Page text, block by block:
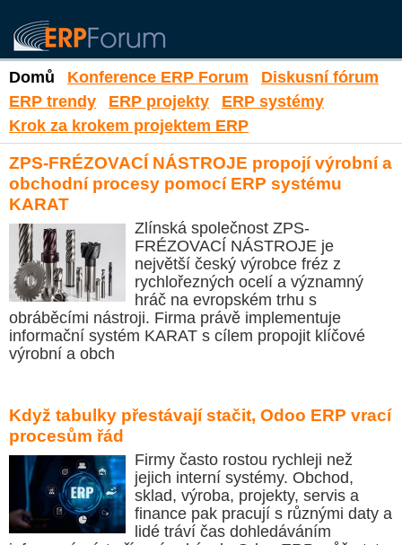
Domů Konference ERP Forum
Diskusní fórum
ERP trendy
ERP projekty
ERP systémy
Krok za krokem projektem ERP
ZPS-FRÉZOVACÍ NÁSTROJE propojí výrobní a
obchodní procesy pomocí ERP systému
KARAT
Zlínská společnost ZPS-
FRÉZOVACÍ NÁSTROJE je
největší český výrobce fréz z
rychlořezných ocelí a významný
hráč na evropském trhu s
obráběcími nástroji. Firma právě implementuje
informační systém KARAT s cílem propojit klíčové
výrobní a obch
Když tabulky přestávají stačit, Odoo ERP vrací
procesům řád
Firmy často rostou rychleji než
jejich interní systémy. Obchod,
sklad, výroba, projekty, servis a
finance pak pracují s různými daty a
lidé tráví čas dohledáváním